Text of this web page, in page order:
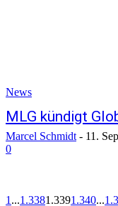
News
MLG kündigt
Marcel Schmidt - 11.
0
1 ...1.3381.3391.340...